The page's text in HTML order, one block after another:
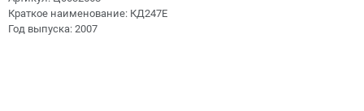
Краткое наименование: КД247Е
Год выпуска: 2007